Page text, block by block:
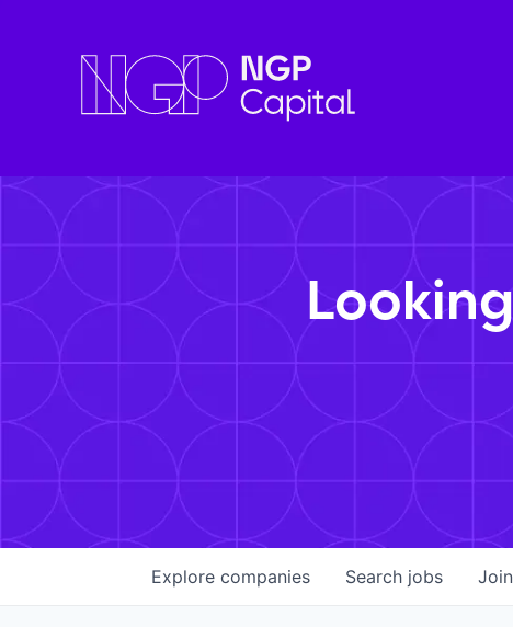
Search jobs
Explore companies